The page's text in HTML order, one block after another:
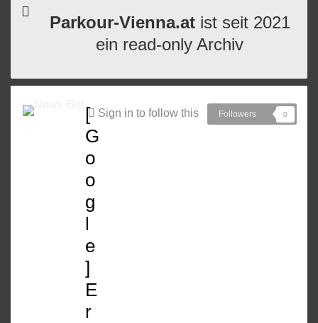
Parkour-Vienna.atist seit 2021
ein read-only Archiv
Sign in to follow this Followers 0
[
G
o
o
g
l
e
]
E
r